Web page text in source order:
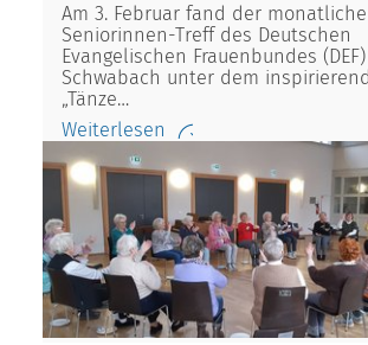
Am 3. Februar fand der monatliche
Seniorinnen-Treff des Deutschen
Evangelischen Frauenbundes
Schwabach unter dem
„Tänze…
Weiterlesen